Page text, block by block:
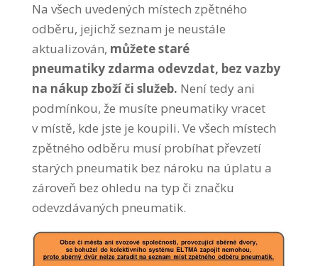
Na všech uvedených místech zpětného
odběru, jejichž seznam je neustále
aktualizován, můžete staré
pneumatiky zdarma odevzdat, bez vazby
na nákup zboží či služeb. Není tedy ani
podmínkou, že musíte pneumatiky vracet
v místě, kde jste je koupili. Ve všech místech
zpětného odběru musí probíhat převzetí
starých pneumatik bez nároku na úplatu a
zároveň bez ohledu na typ či značku
odevzdávaných pneumatik.